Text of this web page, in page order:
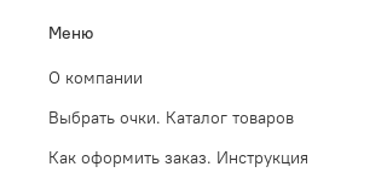
Меню
О компании
Выбрать очки. Каталог товаров
Как оформить заказ. Инструкция